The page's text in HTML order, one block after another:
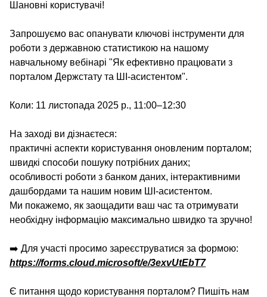
Шановні користувачі!
Запрошуємо вас опанувати ключові інструменти для
роботи з державною статистикою на нашому
навчальному вебінарі "Як ефективно працювати з
порталом Держстату та ШІ-асистентом".
Коли: 11 листопада 2025 р., 11:00–12:30
На заході ви дізнаєтеся:
практичні аспекти користування оновленим порталом;
швидкі способи пошуку потрібних даних;
особливості роботи з банком даних, інтерактивними
дашбордами та нашим новим ШІ-асистентом.
Ми покажемо, як заощадити ваш час та отримувати
необхідну інформацію максимально швидко та зручно!
➡️ Для участі просимо зареєструватися за формою:
https://forms.cloud.microsoft/e/3exvUtEbT7
Є питання щодо користування порталом? Пишіть нам